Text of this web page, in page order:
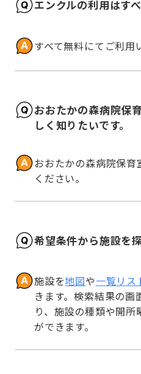
エンクルの利用はす
すべて無料にてご利用
おおたかの森病院保
しく知りたいです。
おおたかの森病院保
ください。
希望条件から施設を
施設を地図や一覧リス
きます。検索結果の画
り、施設の種類や開
ができます。